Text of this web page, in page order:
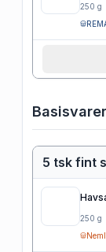
250 g
Basisvarer
5 tsk fint
250 g